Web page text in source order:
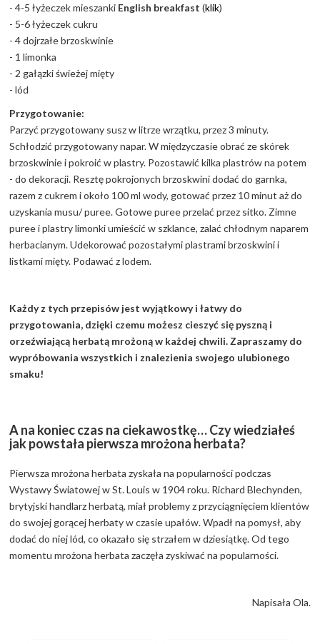
- 4-5 łyżeczek mieszanki English breakfast (klik)
- 5-6 łyżeczek cukru
- 4 dojrzałe brzoskwinie
- 1 limonka
- 2 gałązki świeżej mięty
- lód
Przygotowanie:
Parzyć przygotowany susz w litrze wrzątku, przez 3 minuty.
Schłodzić przygotowany napar. W międzyczasie obrać ze skórek
brzoskwinie i pokroić w plastry. Pozostawić kilka plastrów na potem
- do dekoracji. Resztę pokrojonych brzoskwini dodać do garnka,
razem z cukrem i około 100 ml wody, gotować przez 10 minut aż do
uzyskania musu/ puree. Gotowe puree przelać przez sitko. Zimne
puree i plastry limonki umieścić w szklance, zalać chłodnym naparem
herbacianym. Udekorować pozostałymi plastrami brzoskwini i
listkami mięty. Podawać z lodem.
Każdy z tych przepisów jest wyjątkowy i łatwy do
przygotowania, dzięki czemu możesz cieszyć się pyszną i
orzeźwiającą herbatą mrożoną w każdej chwili. Zapraszamy do
wypróbowania wszystkich i znalezienia swojego ulubionego
smaku!
A na koniec czas na ciekawostkę… Czy wiedziałeś
jak powstała pierwsza mrożona herbata?
Pierwsza mrożona herbata zyskała na popularności podczas
Wystawy Światowej w St. Louis w 1904 roku. Richard Blechynden,
brytyjski handlarz herbatą, miał problemy z przyciągnięciem klientów
do swojej gorącej herbaty w czasie upałów. Wpadł na pomysł, aby
dodać do niej lód, co okazało się strzałem w dziesiątkę. Od tego
momentu mrożona herbata zaczęła zyskiwać na popularności.
Napisała Ola.